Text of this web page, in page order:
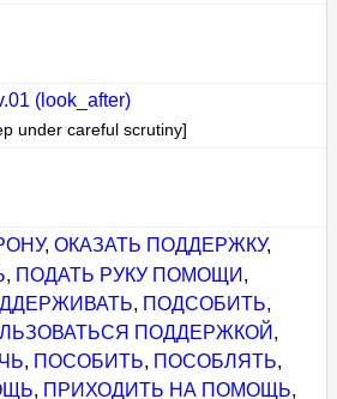
(look_after)
under careful scrutiny]
, ОКАЗАТЬ ПОДДЕРЖКУ,
, ПОДАТЬ РУКУ ПОМОЩИ ,
, ПОДСОБИТЬ,
ПОДДЕРЖКОЙ ,
, ПОСОБИТЬ, ПОСОБЛЯТЬ,
, ПРИХОДИТЬ НА ПОМОЩЬ,